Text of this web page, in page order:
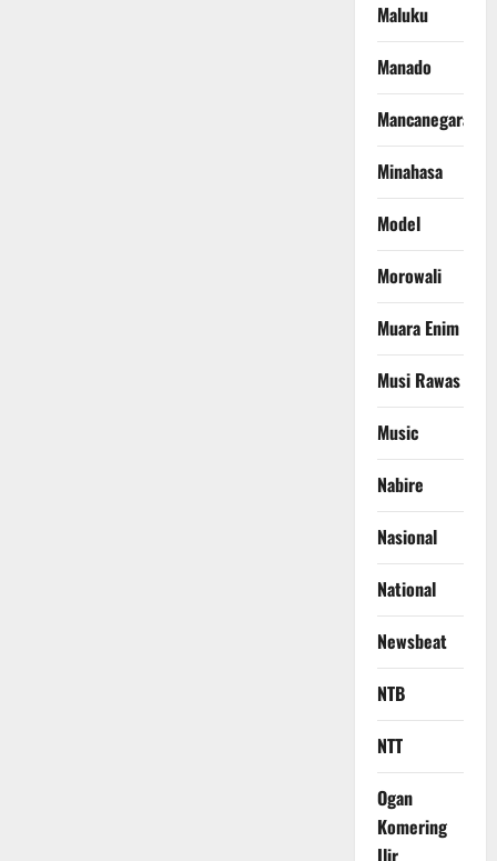
Maluku
Manado
Mancanegara
Minahasa
Model
Morowali
Muara Enim
Musi Rawas
Music
Nabire
Nasional
National
Newsbeat
NTB
NTT
Ogan
Komering